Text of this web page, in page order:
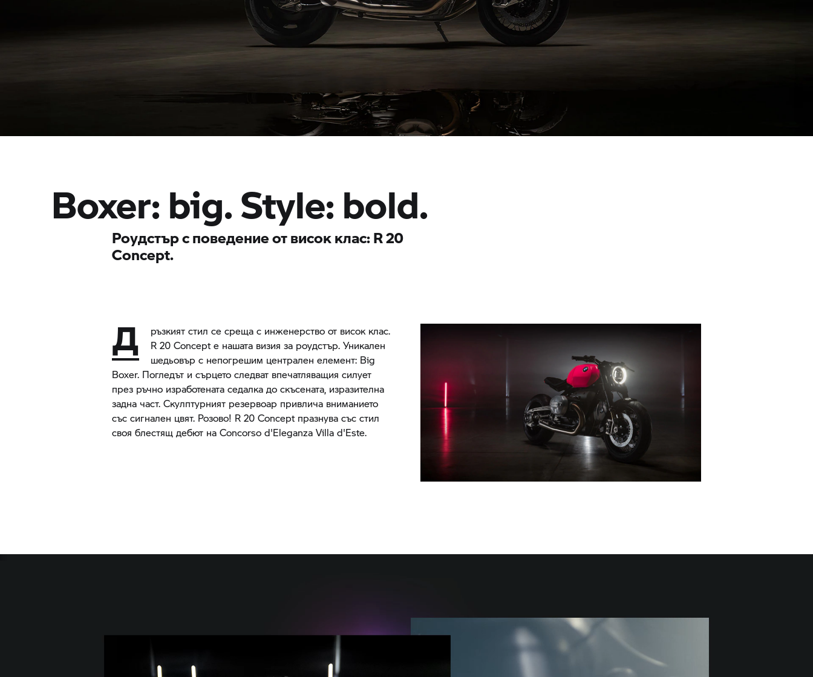
Boxer: big. Style: bold.
Роудстър с поведение от висок клас: R 20
Concept.
Д
ръзкият стил се среща с инженерство от висок клас.
R 20 Concept е нашата визия за роудстър. Уникален
шедьовър с непогрешим централен елемент: Big
Boxer. Погледът и сърцето следват впечатляващия силует
през ръчно изработената седалка до скъсената, изразителна
задна част. Скулптурният резервоар привлича вниманието
със сигнален цвят. Розово! R 20 Concept празнува със стил
своя блестящ дебют на Concorso d'Eleganza Villa d'Este.